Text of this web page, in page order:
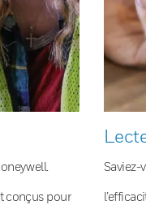
conçus pour
Saviez-